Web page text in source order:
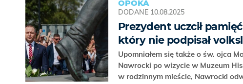
OPOKA
DODANE 10.08.2025
Prezydent uczcił
który nie podpisał
Upomniałem się także o św. ojca
Nawrocki po wizycie w Muzeum
w rodzinnym mieście, Nawrocki